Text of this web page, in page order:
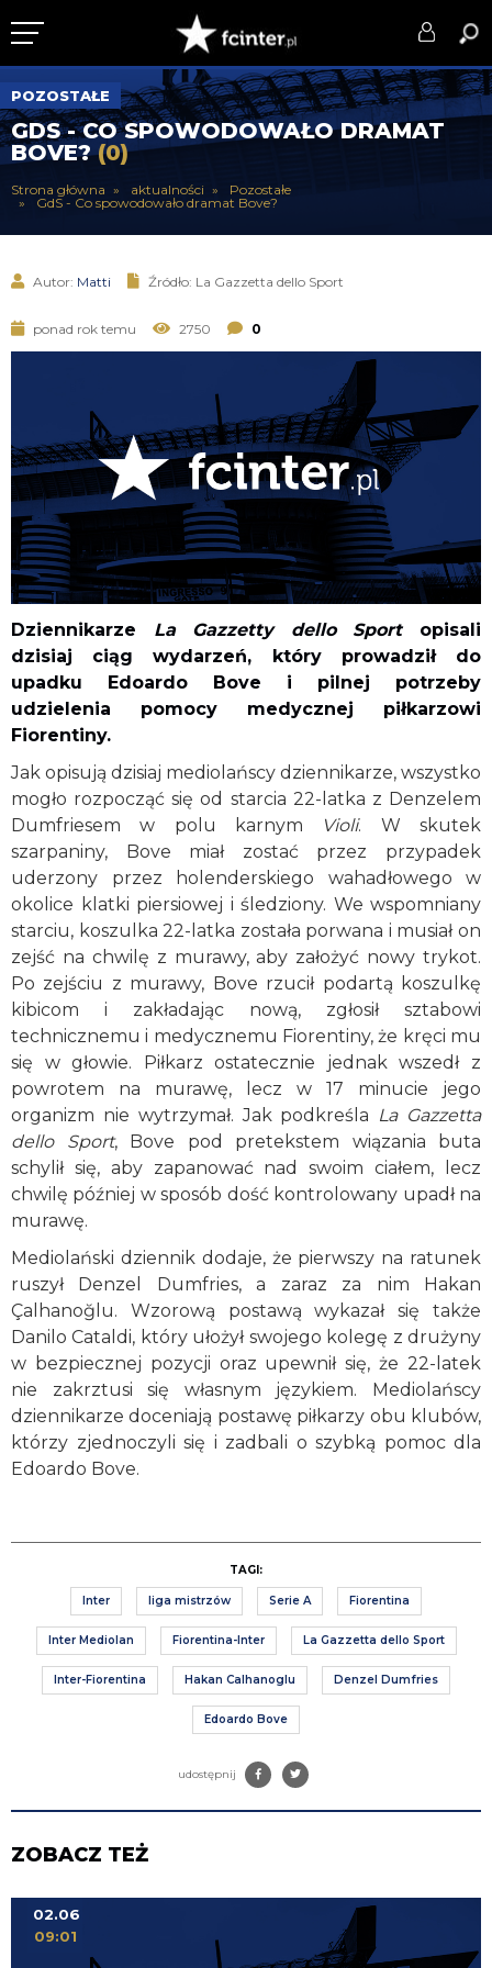
KLUB
DRUŻYNA
SERIE A
PUCHARY
DLA TIFOSICH
SERWIS
POZOSTAŁE
GDS - CO SPOWODOWAŁO DRAMAT
BOVE?(0)
Strona główna aktualności
Pozostałe
GdS - Co spowodowało dramat Bove?
Autor: Matti Źródło: La Gazzetta dello Sport
ponad rok temu 2750 0
Dziennikarze La Gazzetty dello Sportopisali
dzisiaj ciąg wydarzeń, który prowadził do
upadku Edoardo Bove i pilnej potrzeby
udzielenia pomocy medycznej piłkarzowi
Fiorentiny.
Jak opisują dzisiaj mediolańscy dziennikarze, wszystko
mogło rozpocząć się od starcia 22-latka z Denzelem
Dumfriesem w polu karnym
Violi. W skutek
szarpaniny, Bove miał zostać przez przypadek
uderzony przez holenderskiego wahadłowego w
okolice klatki piersiowej i śledziony. We wspomniany
starciu, koszulka 22-latka została porwana i musiał on
zejść na chwilę z murawy, aby założyć nowy trykot.
Po zejściu z murawy, Bove rzucił podartą koszulkę
kibicom i zakładając nową, zgłosił sztabowi
technicznemu i medycznemu Fiorentiny, że kręci mu
się w głowie. Piłkarz ostatecznie jednak wszedł z
powrotem na murawę, lecz w 17 minucie jego
organizm nie wytrzymał. Jak podkreśla La Gazzetta
dello Sport, Bove pod pretekstem wiązania buta
schylił się, aby zapanować nad swoim ciałem, lecz
chwilę później w sposób dość kontrolowany upadł na
murawę.
Mediolański dziennik dodaje, że pierwszy na ratunek
ruszył Denzel Dumfries, a zaraz za nim Hakan
Çalhanoğlu. Wzorową postawą wykazał się także
Danilo Cataldi, który ułożył swojego kolegę z drużyny
w bezpiecznej pozycji oraz upewnił się, że 22-latek
nie zakrztusi się własnym językiem. Mediolańscy
dziennikarze doceniają postawę piłkarzy obu klubów,
którzy zjednoczyli się i zadbali o szybką pomoc dla
Edoardo Bove.
TAGI:
Inter liga mistrzów Serie A Fiorentina
Inter Mediolan Fiorentina-Inter La Gazzetta dello Sport
Inter-Fiorentina Hakan Calhanoglu Denzel Dumfries
Edoardo Bove
udostępnij
ZOBACZ TEŻ
02.06
09:01